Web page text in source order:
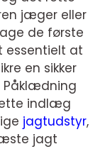
jæger eller
de første
essentielt at
en sikker
Påklædning
indlæg
jagtudstyr,
jagt